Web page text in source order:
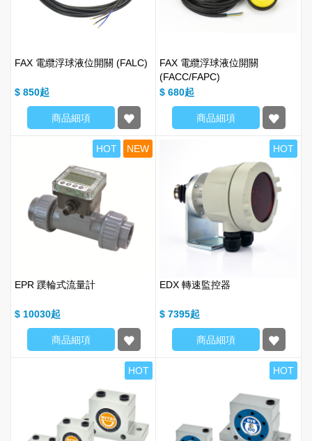
FAX 電纜浮球液位開關 (FALC)
$ 850
商品細項
FAX 電纜浮球液位開關
(FACC/FAPC)
$ 680
商品細項
HOT NEW
EPR 蹼輪式流量計
$ 10030
商品細項
HOT
EDX 轉速監控器
$ 7395
商品細項
HOT HOT